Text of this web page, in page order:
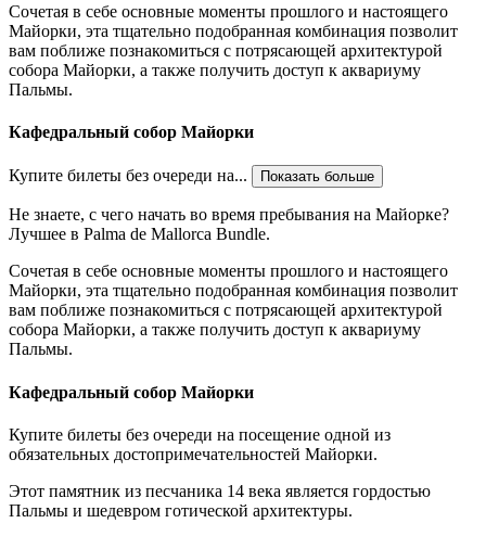
Сочетая в себе основные моменты прошлого и настоящего
Майорки, эта тщательно подобранная комбинация позволит
вам поближе познакомиться с потрясающей архитектурой
собора Майорки, а также получить доступ к аквариуму
Пальмы.
Кафедральный собор Майорки
Купите билеты без очереди на... Показать больше
Не знаете, с чего начать во время пребывания на Майорке?
Лучшее в Palma de Mallorca Bundle.
Сочетая в себе основные моменты прошлого и настоящего
Майорки, эта тщательно подобранная комбинация позволит
вам поближе познакомиться с потрясающей архитектурой
собора Майорки, а также получить доступ к аквариуму
Пальмы.
Кафедральный собор Майорки
Купите билеты без очереди на посещение одной из
обязательных достопримечательностей Майорки.
Этот памятник из песчаника 14 века является гордостью
Пальмы и шедевром готической архитектуры.